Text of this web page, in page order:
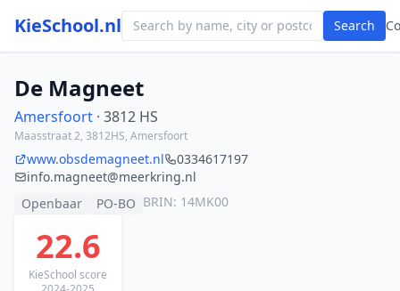
KieSchool.nl Search
De Magneet
Amersfoort · 3812 HS
Maasstraat 2, 3812HS, Amersfoort
www.obsdemagneet.nl
0334617197
info.magneet@meerkring.nl
Openbaar
PO-BO BRIN: 14MK00
22.6
KieSchool score